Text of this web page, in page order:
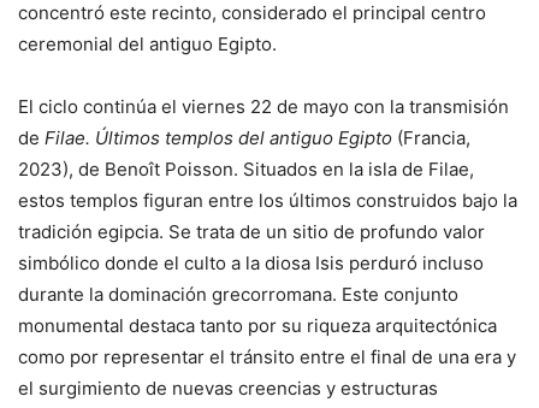
concentró este recinto, considerado el principal centro
ceremonial del antiguo Egipto.
El ciclo continúa el viernes 22 de mayo con la transmisión
de Filae. Últimos templos del antiguo Egipto (Francia,
2023), de Benoît Poisson. Situados en la isla de Filae,
estos templos figuran entre los últimos construidos bajo la
tradición egipcia. Se trata de un sitio de profundo valor
simbólico donde el culto a la diosa Isis perduró incluso
durante la dominación grecorromana. Este conjunto
monumental destaca tanto por su riqueza arquitectónica
como por representar el tránsito entre el final de una era y
el surgimiento de nuevas creencias y estructuras